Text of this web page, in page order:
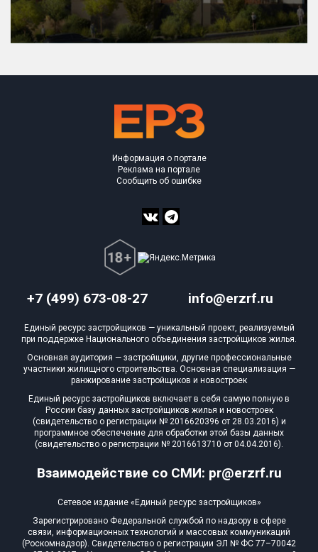
+7 (499) 673-08-27 info@erzrf.ru
Взаимодействие со СМИ: pr@erzrf.ru
Информация о портале
Реклама на портале
Сообщить об ошибке
Единый ресурс застройщиков — уникальный проект, реализуемый
при поддержке Национального объединения застройщиков жилья.
Основная аудитория — застройщики, другие профессиональные
участники жилищного строительства. Основная специализация —
ранжирование застройщиков и новостроек
Единый ресурс застройщиков включает в себя самую полную в
России базу данных застройщиков жилья и новостроек
(свидетельство о регистрации № 2016620396 от 28.03.2016) и
программное обеспечение для обработки этой базы данных
(свидетельство о регистрации № 2016613710 от 04.04.2016).
Сетевое издание «Единый ресурс застройщиков»
Зарегистрировано Федеральной службой по надзору в сфере
связи, информационных технологий и массовых коммуникаций
(Роскомнадзор). Свидетельство о регистрации ЭЛ № ФС 77–70042